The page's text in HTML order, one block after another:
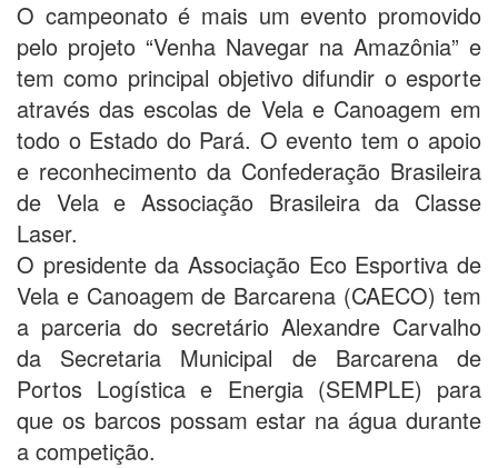
O campeonato é mais um evento promovido
pelo projeto “Venha Navegar na Amazônia” e
tem como principal objetivo difundir o esporte
através das escolas de Vela e Canoagem em
todo o Estado do Pará. O evento tem o apoio
e reconhecimento da Confederação Brasileira
de Vela e Associação Brasileira da Classe
Laser.
O presidente da Associação Eco Esportiva de
Vela e Canoagem de Barcarena (CAECO) tem
a parceria do secretário Alexandre Carvalho
da Secretaria Municipal de Barcarena de
Portos Logística e Energia (SEMPLE) para
que os barcos possam estar na água durante
a competição.